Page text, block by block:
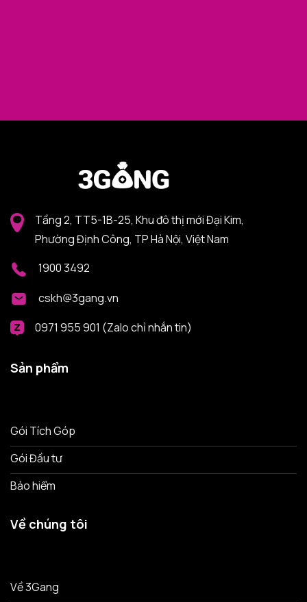
Tầng 2, TT5-1B-25, Khu đô thị mới Đại Kim,
Phường Định Công, TP Hà Nội, Việt Nam
1900 3492
cskh@3gang.vn
0971 955 901 (Zalo chỉ nhắn tin)
Sản phẩm
Gói Tích Góp
Gói Đầu tư
Bảo hiểm
Về chúng tôi
Về 3Gang